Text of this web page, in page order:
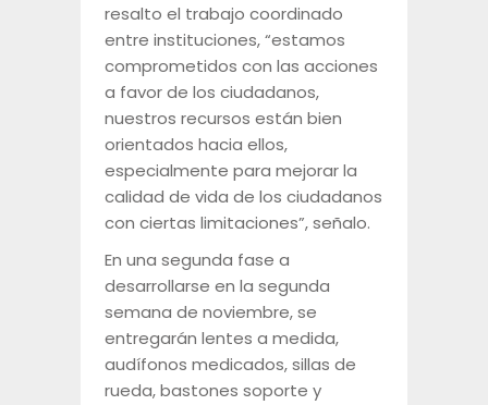
resalto el trabajo coordinado
entre instituciones, “estamos
comprometidos con las acciones
a favor de los ciudadanos,
nuestros recursos están bien
orientados hacia ellos,
especialmente para mejorar la
calidad de vida de los ciudadanos
con ciertas limitaciones”, señalo.
En una segunda fase a
desarrollarse en la segunda
semana de noviembre, se
entregarán lentes a medida,
audífonos medicados, sillas de
rueda, bastones soporte y